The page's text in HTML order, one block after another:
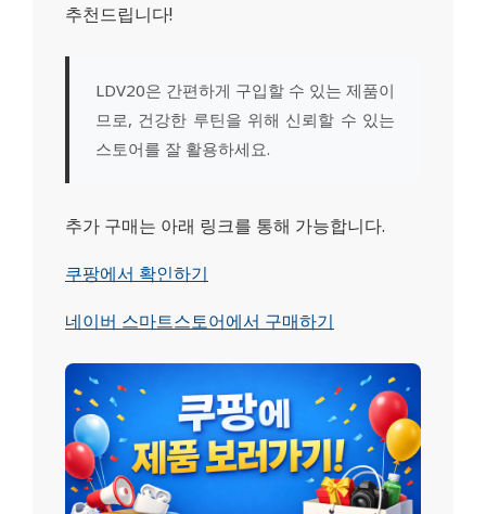
추천드립니다!
LDV20은 간편하게 구입할 수 있는 제품이
므로, 건강한 루틴을 위해 신뢰할 수 있는
스토어를 잘 활용하세요.
추가 구매는 아래 링크를 통해 가능합니다.
쿠팡에서 확인하기
네이버 스마트스토어에서 구매하기